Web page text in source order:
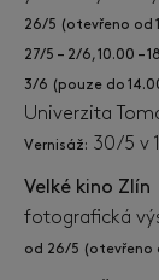
26/5 (otevřeno od
27/5 – 2/6, 10.00 –
3/6 (pouze do
Univerzita
Vernisáž: 30/5 v
Velké kino Zlín
fotografická
od 26/5 (otevřeno